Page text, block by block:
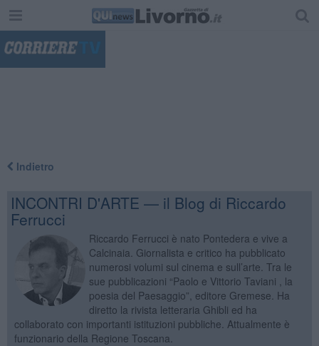
Indietro
INCONTRI D'ARTE — il Blog di Riccardo
Ferrucci
Riccardo Ferrucci è nato Pontedera e vive a
Calcinaia. Giornalista e critico ha pubblicato
numerosi volumi sul cinema e sull’arte. Tra le
sue pubblicazioni “Paolo e Vittorio Taviani , la
poesia del Paesaggio”, editore Gremese. Ha
diretto la rivista letteraria Ghibli ed ha
collaborato con importanti istituzioni pubbliche. Attualmente è
funzionario della Regione Toscana.